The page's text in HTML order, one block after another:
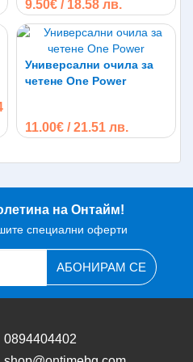
9.50€ / 18.58 лв.
Универсални очила за
четене One Power
11.00€ / 21.51 лв.
на Онтайм!
специални оферти
АБОНИРАМ СЕ
0894404402